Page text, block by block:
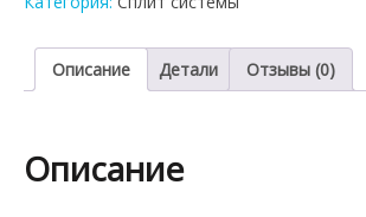
24HR4RBADC00
Описание Детали Отзывы (0)
Описание